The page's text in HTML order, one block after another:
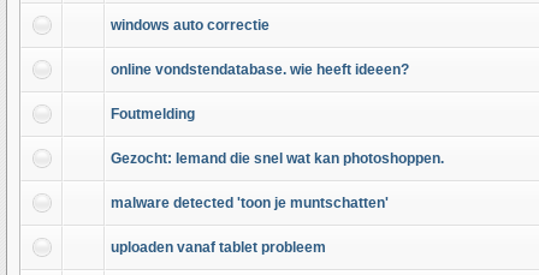
windows auto correctie
online vondstendatabase. wie heeft ideeen?
Foutmelding
Gezocht: Iemand die snel wat kan photoshoppen.
malware detected 'toon je muntschatten'
uploaden vanaf tablet probleem